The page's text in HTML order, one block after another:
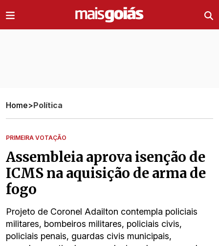
Home>Política
PRIMEIRA VOTAÇÃO
Assembleia aprova isenção de
ICMS na aquisição de arma de
fogo
Projeto de Coronel Adailton contempla policiais
militares, bombeiros militares, policiais civis,
policiais penais, guardas civis municipais,